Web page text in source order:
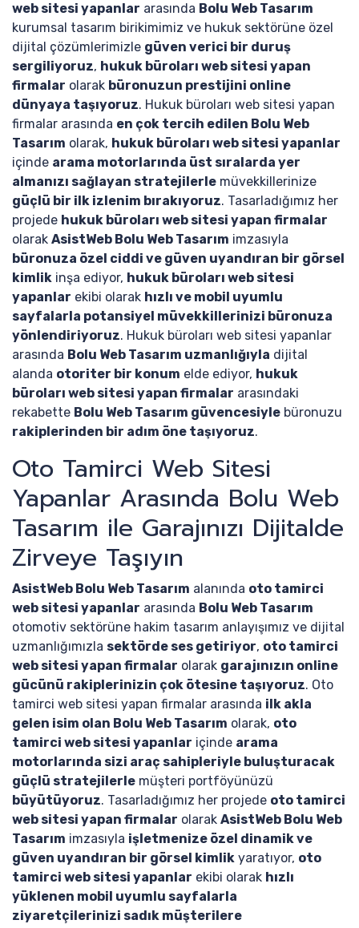
web sitesi yapanlar arasında Bolu Web Tasarım
kurumsal tasarım birikimimiz ve hukuk sektörüne özel
dijital çözümlerimizle güven verici bir duruş
sergiliyoruz, hukuk büroları web sitesi yapan
firmalar olarak büronuzun prestijini online
dünyaya taşıyoruz. Hukuk büroları web sitesi yapan
firmalar arasında en çok tercih edilen Bolu Web
Tasarım olarak, hukuk büroları web sitesi yapanlar
içinde arama motorlarında üst sıralarda yer
almanızı sağlayan stratejilerle müvekkillerinize
güçlü bir ilk izlenim bırakıyoruz. Tasarladığımız her
projede hukuk büroları web sitesi yapan firmalar
olarak AsistWeb Bolu Web Tasarım imzasıyla
büronuza özel ciddi ve güven uyandıran bir görsel
kimlik inşa ediyor, hukuk büroları web sitesi
yapanlar ekibi olarak hızlı ve mobil uyumlu
sayfalarla potansiyel müvekkillerinizi büronuza
yönlendiriyoruz. Hukuk büroları web sitesi yapanlar
arasında Bolu Web Tasarım uzmanlığıyla dijital
alanda otoriter bir konum elde ediyor, hukuk
büroları web sitesi yapan firmalar arasındaki
rekabette Bolu Web Tasarım güvencesiyle büronuzu
rakiplerinden bir adım öne taşıyoruz.
Oto Tamirci Web Sitesi
Yapanlar Arasında Bolu Web
Tasarım ile Garajınızı Dijitalde
Zirveye Taşıyın
AsistWeb Bolu Web Tasarım alanında oto tamirci
web sitesi yapanlar arasında Bolu Web Tasarım
otomotiv sektörüne hakim tasarım anlayışımız ve dijital
uzmanlığımızla sektörde ses getiriyor, oto tamirci
web sitesi yapan firmalar olarak garajınızın online
gücünü rakiplerinizin çok ötesine taşıyoruz. Oto
tamirci web sitesi yapan firmalar arasında ilk akla
gelen isim olan Bolu Web Tasarım olarak, oto
tamirci web sitesi yapanlar içinde arama
motorlarında sizi araç sahipleriyle buluşturacak
güçlü stratejilerle müşteri portföyünüzü
büyütüyoruz. Tasarladığımız her projede oto tamirci
web sitesi yapan firmalar olarak AsistWeb Bolu Web
Tasarım imzasıyla işletmenize özel dinamik ve
güven uyandıran bir görsel kimlik yaratıyor, oto
tamirci web sitesi yapanlar ekibi olarak hızlı
yüklenen mobil uyumlu sayfalarla
ziyaretçilerinizi sadık müşterilere